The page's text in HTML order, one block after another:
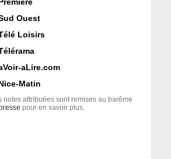
Ouest
Loisirs
aLire.com
Matin
attribuées sont remises au barême
pour en savoir plus.